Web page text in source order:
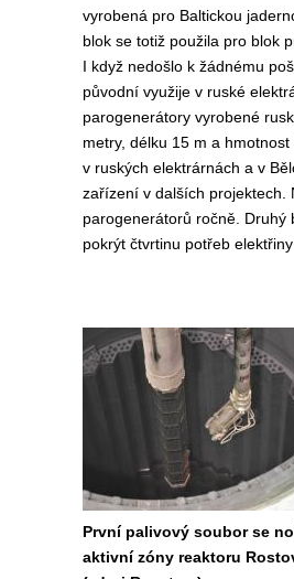
vyrobená pro Baltickou
blok se totiž použila pro blok
I když nedošlo k žádnému
původní využije v ruské
parogenerátory vyrobené
metry, délku 15 m a
v ruských elektrárnách a v
zařízení v dalších projektech.
parogenerátorů ročně. Druhý
pokrýt čtvrtinu potřeb
První palivový soubor se
aktivní zóny reaktoru